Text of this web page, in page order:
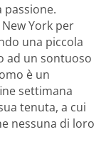
passione.
York per
una piccola
ad un sontuoso
è un
settimana
tenuta, a cui
nessuna di loro